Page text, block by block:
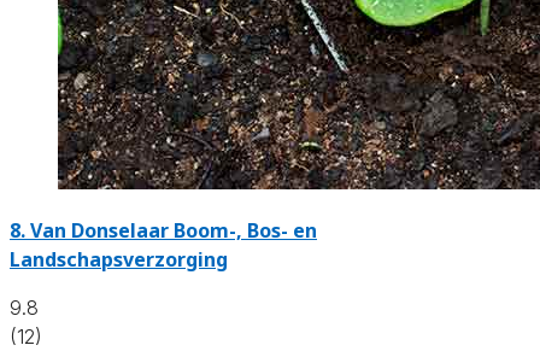
8.Van Donselaar Boom-, Bos- en
Landschapsverzorging
9.8
(12)